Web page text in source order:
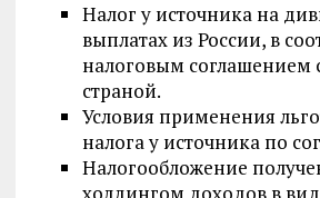
Налог у источника на
выплатах из России, в
налоговым соглашением
страной.
Условия применения
налога у источника по
Налогообложение